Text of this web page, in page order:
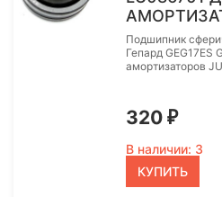
Подшипник
Гепард GEG17ES
амортизаторов
320 ₽
В наличии: 3
КУПИТЬ